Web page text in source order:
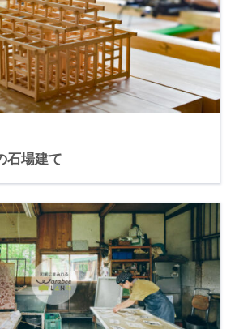
石場建て